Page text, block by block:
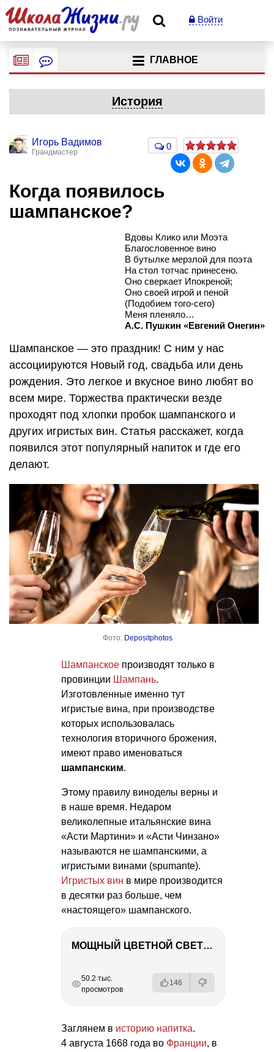
Войти
ГЛАВНОЕ
История
Игорь Вадимов
Грандмастер
0
Когда появилось
шампанское?
Вдовы Клико или Моэта
Благословенное вино
В бутылке мерзлой для поэта
На стол тотчас принесено.
Оно сверкает Ипокреной;
Оно своей игрой и пеной
(Подобием того-сего)
Меня пленяло…
А.С. Пушкин «Евгений Онегин»
Шампанское — это праздник! С ним у нас
ассоциируются Новый год, свадьба или день
рождения. Это легкое и вкусное вино любят во
всем мире. Торжества практически везде
проходят под хлопки пробок шампанского и
других игристых вин. Статья расскажет, когда
появился этот популярный напиток и где его
делают.
Фото: Depositphotos
Шампанское производят только в
провинции Шампань.
Изготовленные именно тут
игристые вина, при производстве
которых использовалась
технология вторичного брожения,
имеют право именоваться
шампанским.
Этому правилу виноделы верны и
в наше время. Недаром
великолепные итальянские вина
«Асти Мартини» и «Асти Чинзано»
называются не шампанскими, а
игристыми винами (spumante).
Игристых вин в мире производится
в десятки раз больше, чем
«настоящего» шампанского.
МОЩНЫЙ ЦВЕТНОЙ СВЕТ – NANLITE FC-500C
РЕКЛАМА
РЕКЛАМА
РЕКЛАМА
50.2 тыс.
просмотров
146
Заглянем в историю напитка.
4 августа 1668 года во Франции, в